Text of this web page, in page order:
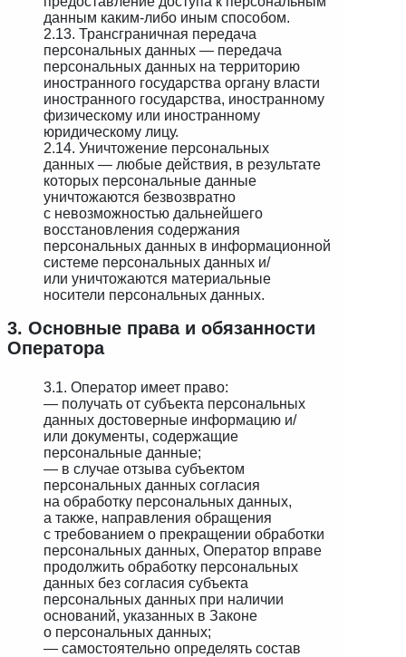
данным каким-либо иным способом.
2.13. Трансграничная передача
персональных данных — передача
персональных данных на территорию
иностранного государства органу власти
иностранного государства, иностранному
физическому или иностранному
юридическому лицу.
2.14. Уничтожение персональных
данных — любые действия, в результате
которых персональные данные
уничтожаются безвозвратно
с невозможностью дальнейшего
восстановления содержания
персональных данных в информационной
системе персональных данных и/
или уничтожаются материальные
носители персональных данных.
3. Основные права и обязанности
Оператора
3.1. Оператор имеет право:
— получать от субъекта персональных
данных достоверные информацию и/
или документы, содержащие
персональные данные;
— в случае отзыва субъектом
персональных данных согласия
на обработку персональных данных,
а также, направления обращения
с требованием о прекращении обработки
персональных данных, Оператор вправе
продолжить обработку персональных
данных без согласия субъекта
персональных данных при наличии
оснований, указанных в Законе
о персональных данных;
— самостоятельно определять состав